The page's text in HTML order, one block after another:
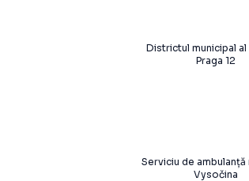
Districtul municipal al
Praga 12
Serviciu de ambulanță
Vysočina